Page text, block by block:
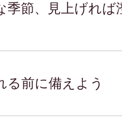
季節、見上げれば
る前に備えよう